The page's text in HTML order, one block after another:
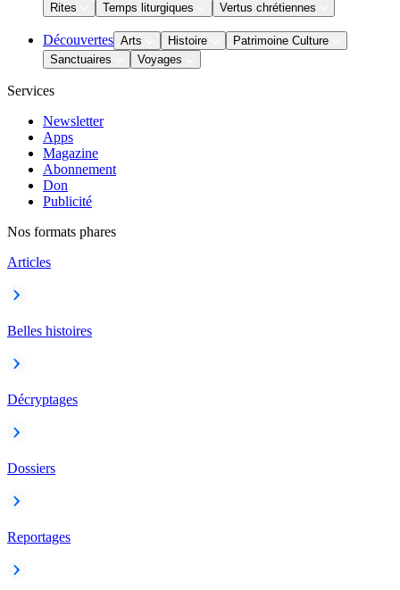
Rites
Temps liturgiques Vertus chrétiennes
Découvertes Arts Histoire
Patrimoine Culture
Sanctuaires
Voyages
Services
Newsletter
Apps
Magazine
Abonnement
Don
Publicité
Nos formats phares
Articles
Belles histoires
Décryptages
Dossiers
Reportages